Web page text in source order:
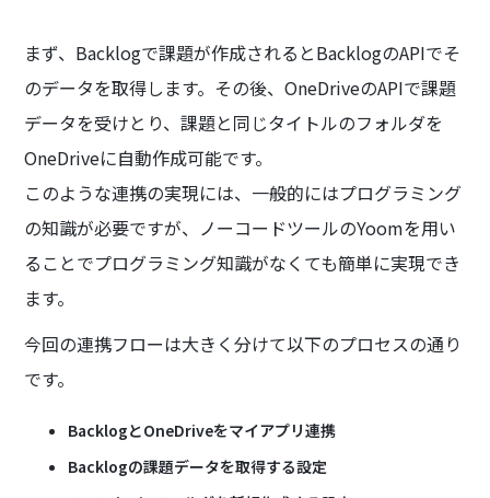
まず、Backlogで課題が作成されるとBacklogのAPIでそ
のデータを取得します。その後、OneDriveのAPIで課題
データを受けとり、課題と同じタイトルのフォルダを
OneDriveに自動作成可能です。
このような連携の実現には、一般的にはプログラミング
の知識が必要ですが、ノーコードツールのYoomを用い
ることでプログラミング知識がなくても簡単に実現でき
ます。
今回の連携フローは大きく分けて以下のプロセスの通り
です。
BacklogとOneDriveをマイアプリ連携
Backlogの課題データを取得する設定